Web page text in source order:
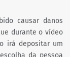
causar danos
durante o vídeo
irá depositar um
da pessoa